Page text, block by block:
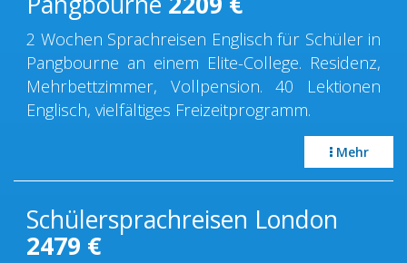
2 Wochen Sprachreisen Englisch für Schüler in
Pangbourne an einem Elite-College. Residenz,
Mehrbettzimmer, Vollpension. 40 Lektionen
Englisch, vielfältiges Freizeitprogramm.
Mehr
Schülersprachreisen London
2479 €